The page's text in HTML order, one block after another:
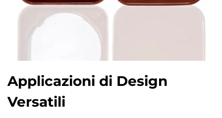
Applicazioni di Design
Versatili